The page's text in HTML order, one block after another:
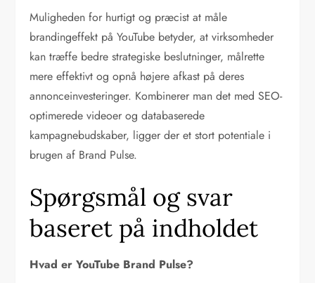
Muligheden for hurtigt og præcist at måle
brandingeffekt på YouTube betyder, at virksomheder
kan træffe bedre strategiske beslutninger, målrette
mere effektivt og opnå højere afkast på deres
annonceinvesteringer. Kombinerer man det med SEO-
optimerede videoer og databaserede
kampagnebudskaber, ligger der et stort potentiale i
brugen af Brand Pulse.
Spørgsmål og svar
baseret på indholdet
Hvad er YouTube Brand Pulse?